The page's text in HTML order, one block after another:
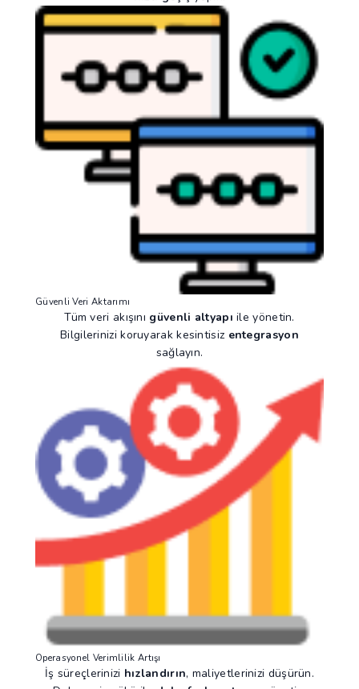
Güvenli Veri Aktarımı
Tüm veri akışını güvenli altyapı ile yönetin.
Bilgilerinizi koruyarak kesintisiz entegrasyon
sağlayın.
Operasyonel Verimlilik Artışı
İş süreçlerinizi hızlandırın, maliyetlerinizi düşürün.